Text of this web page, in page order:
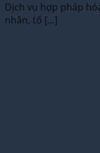
Dịch vụ hợp pháp
nhân, tổ [...]